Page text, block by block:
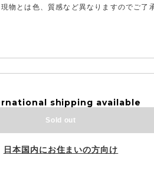
物とは色、質感など異なりますのでご了
shipping available
Sold out
日本国内にお住まいの方向け